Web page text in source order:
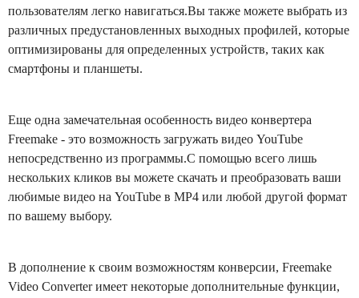
пользователям легко навигаться.Вы также можете выбрать из
различных предустановленных выходных профилей, которые
оптимизированы для определенных устройств, таких как
смартфоны и планшеты.
Еще одна замечательная особенность видео конвертера
Freemake - это возможность загружать видео YouTube
непосредственно из программы.С помощью всего лишь
нескольких кликов вы можете скачать и преобразовать ваши
любимые видео на YouTube в MP4 или любой другой формат
по вашему выбору.
В дополнение к своим возможностям конверсии, Freemake
Video Converter имеет некоторые дополнительные функции,